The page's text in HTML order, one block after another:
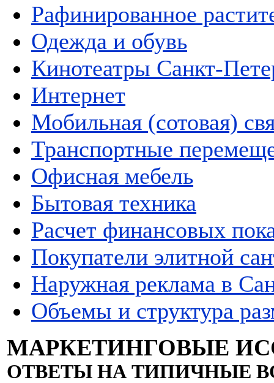
Рафинированное
Одежда и обувь
Кинотеатры Санкт-
Интернет
Мобильная (сотовая)
Транспортные
Офисная мебель
Бытовая техника
Расчет финансовых
Покупатели элитной
Наружная реклама в
Объемы и структура
МАРКЕТИНГОВЫЕ
ОТВЕТЫ НА ТИПИЧНЫЕ